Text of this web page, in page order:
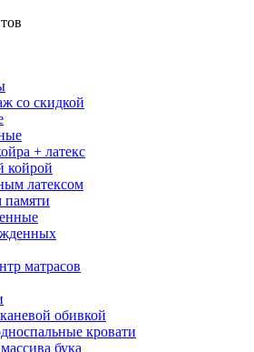
со скидкой
+ латекс
койрой
латексом
памяти
матрасов
обивкой
кровати
бука